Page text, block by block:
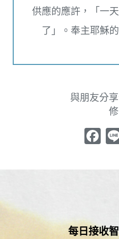
供應的應許，「一
了」。奉主耶穌
與朋友分
修
每日接收